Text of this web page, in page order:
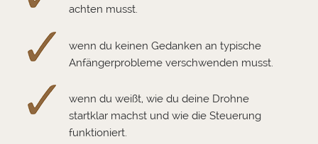
achten musst.
wenn du keinen Gedanken an typische
Anfängerprobleme verschwenden musst.
wenn du weißt, wie du deine Drohne
startklar machst und wie die Steuerung
funktioniert.